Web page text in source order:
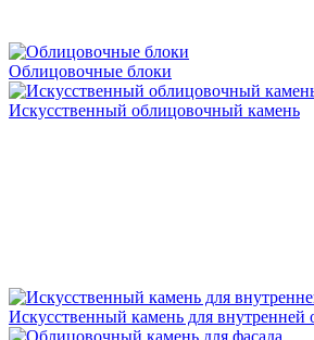
Облицовочные блоки
Искусственный облицовочный камень
Искусственный камень для внутренней